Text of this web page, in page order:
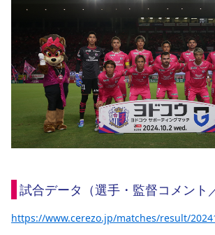
初めて観戦ガイド キッズ向けサービス グルメ
ビジターサポーター観戦ガイ
スタジアム
YANMAR HANASAKA STADIUM
DAZNで観戦
DAZNで観戦
アウェイツアー
よくある質問
よくある質問
サポートする
パートナー企業募集中 セレッソ大阪VISAカード
セレッソアイデアちょうだいな
応援商店街
Lise（ライセンスビジネス）
サステナビリティ
サステナビリティポリシー SDGsのゴール
イン
活動レポート
SPORT POSITIVE LEAGUES 取り
スポーツクラブ
関連団体/施設
長居公園 セレッソフットサルパーク セレッソフ
ファンクラブ
SAKURA SOCIO 招待券引換方法 まいセレチケ
婚姻届・出生届・命名書
ニュース
すべて チーム グッズ チケット イベント フ
ホームタウン
パートナー スポーツクラブ メデ
レディース
アカデミー
試合データ（選手・監督コメント
https://www.cerezo.jp/matches/result/